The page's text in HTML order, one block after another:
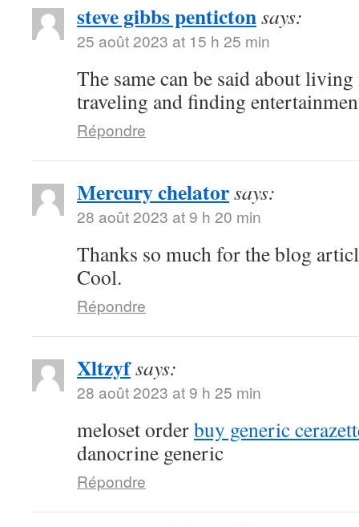
steve gibbs pentictonsays:
25 août 2023 at 15 h 25 min
The same can be said about
traveling and finding
Répondre
Mercury chelatorsays:
28 août 2023 at 9 h 20 min
Thanks so much for the blog
Cool.
Répondre
Xltzyfsays:
28 août 2023 at 9 h 25 min
meloset orderbuy generic
danocrine generic
Répondre